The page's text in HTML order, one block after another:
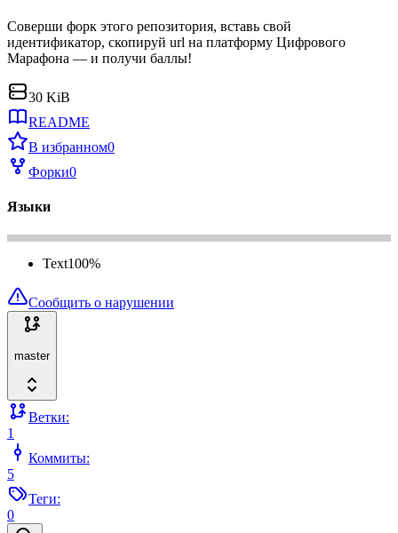
Соверши форк этого репозитория, вставь свой
идентификатор, скопируй url на платформу Цифрового
Марафона — и получи баллы!
30 KiB
README
В избранном0
Форки0
Языки
Text100%
Сообщить о нарушении
master
Ветки:
1
Коммиты:
5
Теги:
0